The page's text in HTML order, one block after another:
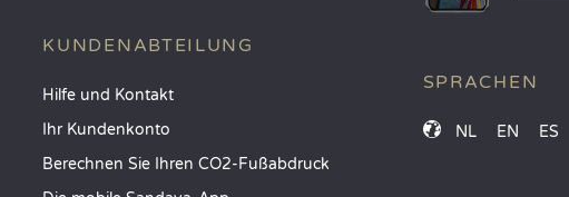
KUNDENABTEILUNG
Hilfe und Kontakt
Ihr Kundenkonto
Berechnen Sie Ihren CO2-Fußabdruck
SPRACHEN
NL EN ES